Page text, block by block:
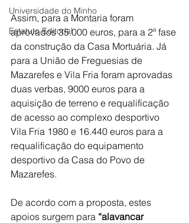
Universidade do Minho
Estatuto Editorial
Assim, para a Montaria foram
aprovados 35.000 euros, para a 2ª fase
da construção da Casa Mortuária. Já
para a União de Freguesias de
Mazarefes e Vila Fria foram aprovadas
duas verbas, 9000 euros para a
aquisição de terreno e requalificação
de acesso ao complexo desportivo
Vila Fria 1980 e 16.440 euros para a
requalificação do equipamento
desportivo da Casa do Povo de
Mazarefes.
De acordo com a proposta, estes
apoios surgem para “alavancar